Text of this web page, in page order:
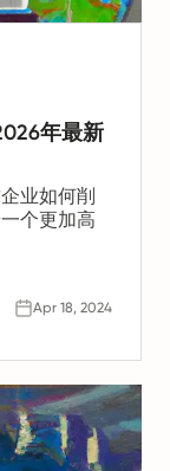
年最新
业如何削
个更加高
Apr 18, 2024